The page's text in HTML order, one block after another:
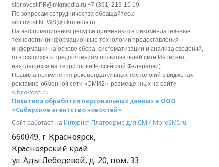
sibnovostiPR@mkrmedia.ru +7 (391) 219-16-19
По вопросам сотрудничества обращайтесь:
sibnovostiNEWS@mkrmedia.ru
На информационном ресурсе применяются рекомендательные
технологии (информационные технологии предоставления
информации на основе сбора, систематизации и анализа сведений,
относящихся к предпочтениям пользователей сети Интернет,
находящихся на территории Российской Федерации).
Правила применения рекомендательных технологий в виджетах
рекламно-обменной сети «СМИ2», размещенных на сайте
sibnovosti.ru
Политика обработки персональных данных в ООО
«Сибирское агентство новостей»
Сайт работает на Интернет-Платформе для СМИ MoreSMI.ru
660049, г. Красноярск,
Красноярский край
ул. Ады Лебедевой, д. 20, пом. 33